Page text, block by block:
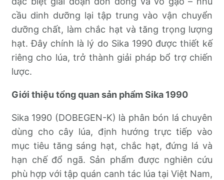
cầu dinh dưỡng lại tập trung vào vận chuyển
dưỡng chất, làm chắc hạt và tăng trọng lượng
hạt. Đây chính là lý do Sika 1990 được thiết kế
riêng cho lúa, trở thành giải pháp bổ trợ chiến
lược.
Giới thiệu tổng quan sản phẩm Sika 1990
Sika 1990 (DOBEGEN-K) là phân bón lá chuyên
dùng cho cây lúa, định hướng trực tiếp vào
mục tiêu tăng sáng hạt, chắc hạt, đứng lá và
hạn chế đổ ngã. Sản phẩm được nghiên cứu
phù hợp với tập quán canh tác lúa tại Việt Nam,